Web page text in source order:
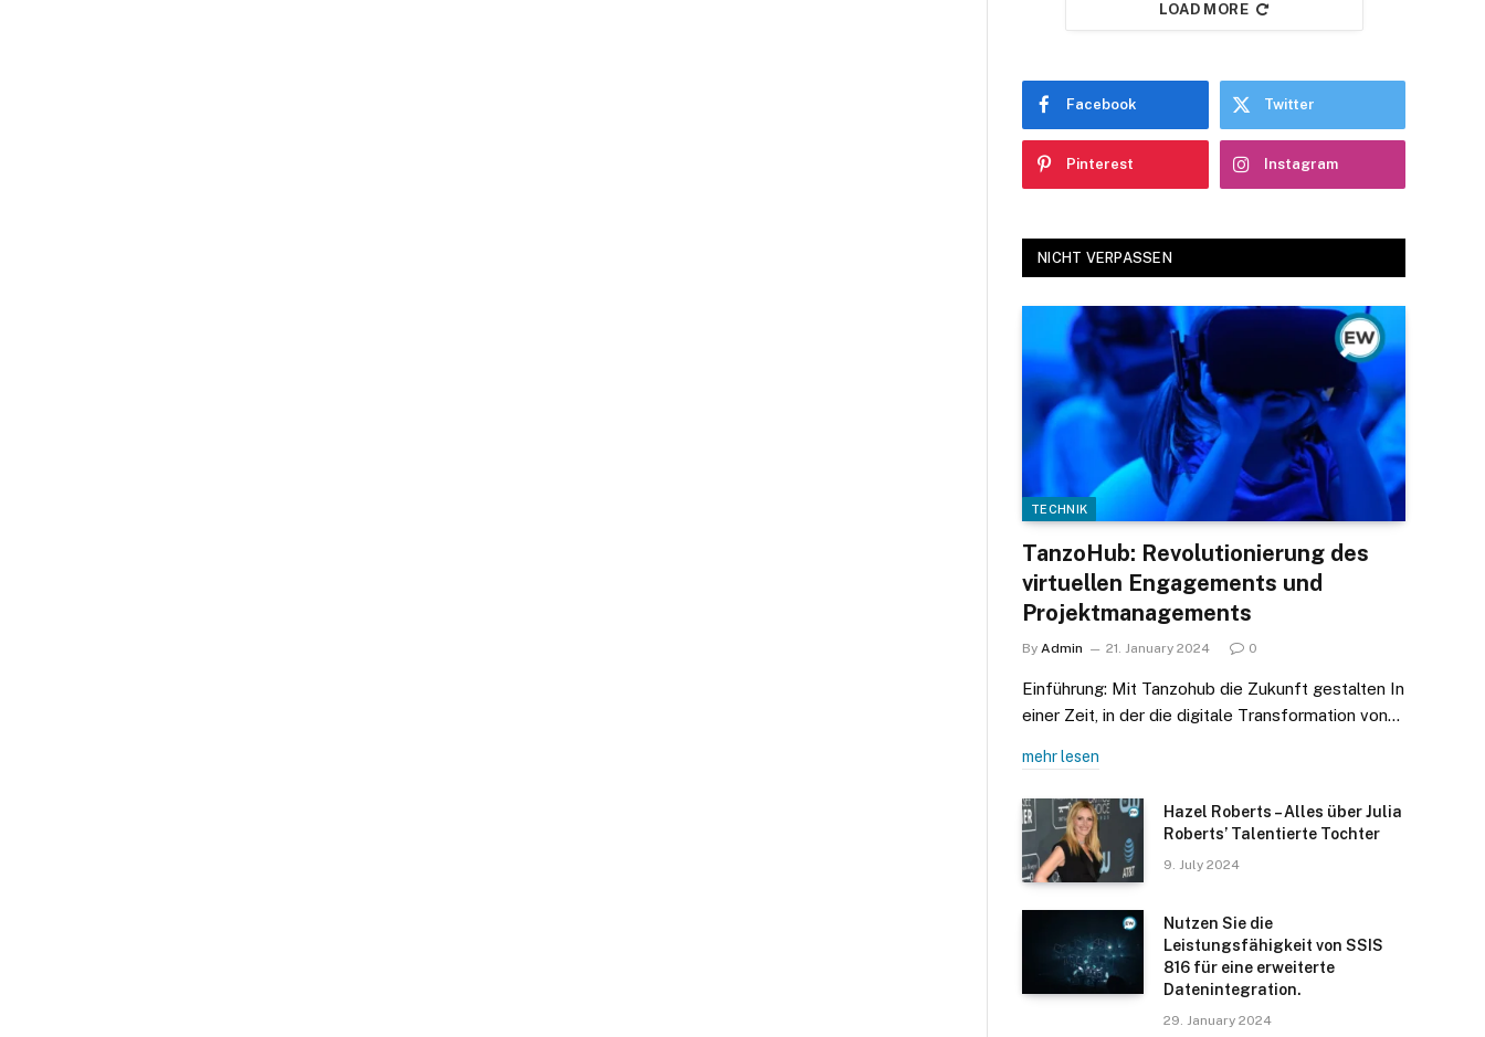
LOAD MORE
Facebook Twitter
Pinterest Instagram
NICHT VERPASSEN
TECHNIK
TanzoHub: Revolutionierung des
virtuellen Engagements und
Projektmanagements
By Admin 21. January 2024 0
Einführung: Mit Tanzohub die Zukunft gestalten In
einer Zeit, in der die digitale Transformation von…
mehr lesen
Hazel Roberts – Alles über Julia
Roberts’ Talentierte Tochter
9. July 2024
Nutzen Sie die
Leistungsfähigkeit von SSIS
816 für eine erweiterte
Datenintegration.
29. January 2024